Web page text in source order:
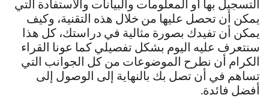
التسجيل بها أو المعلومات والبيانات والاستفادة التي
يمكن أن تحصل عليها من خلال هذه التقنية، وكيف
يمكن أن تفيدك بصورة مثالية في دراستك، كل هذا
سنتعرف عليه اليوم بشكل تفصيلي كما عونا القراء
الكرام أن نطرح الموضوعات من كل الجوانب التي
تساهم في أن تصل بك بالنهاية إلى الوصول إلى
أفضل فائدة.